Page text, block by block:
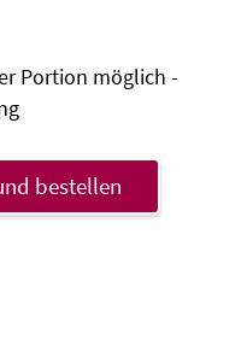
Portion möglich -
bestellen